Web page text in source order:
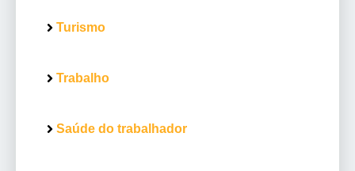
Turismo
Trabalho
Saúde do trabalhador